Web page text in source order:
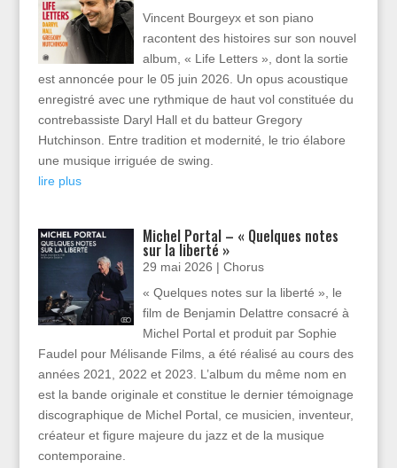
Vincent Bourgeyx et son piano
racontent des histoires sur son nouvel
album, « Life Letters », dont la sortie
est annoncée pour le 05 juin 2026. Un opus acoustique
enregistré avec une rythmique de haut vol constituée du
contrebassiste Daryl Hall et du batteur Gregory
Hutchinson. Entre tradition et modernité, le trio élabore
une musique irriguée de swing.
lire plus
Michel Portal – « Quelques notes
sur la liberté »
29 mai 2026 |Chorus
« Quelques notes sur la liberté », le
film de Benjamin Delattre consacré à
Michel Portal et produit par Sophie
Faudel pour Mélisande Films, a été réalisé au cours des
années 2021, 2022 et 2023. L’album du même nom en
est la bande originale et constitue le dernier témoignage
discographique de Michel Portal, ce musicien, inventeur,
créateur et figure majeure du jazz et de la musique
contemporaine.